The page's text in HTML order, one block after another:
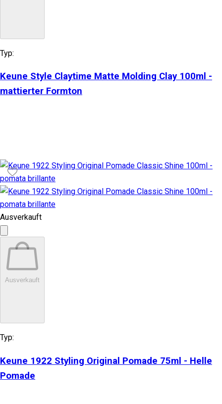
Typ:
Keune Style Claytime Matte Molding Clay 100ml -
mattierter Formton
Ausverkauft
Ausverkauft
Typ:
Keune 1922 Styling Original Pomade 75ml - Helle
Pomade